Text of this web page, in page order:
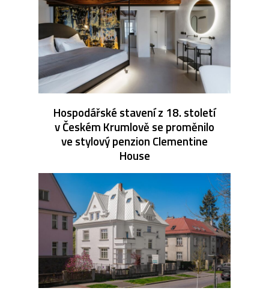
Hospodářské stavení z 18. století
v Českém Krumlově se proměnilo
ve stylový penzion Clementine
House